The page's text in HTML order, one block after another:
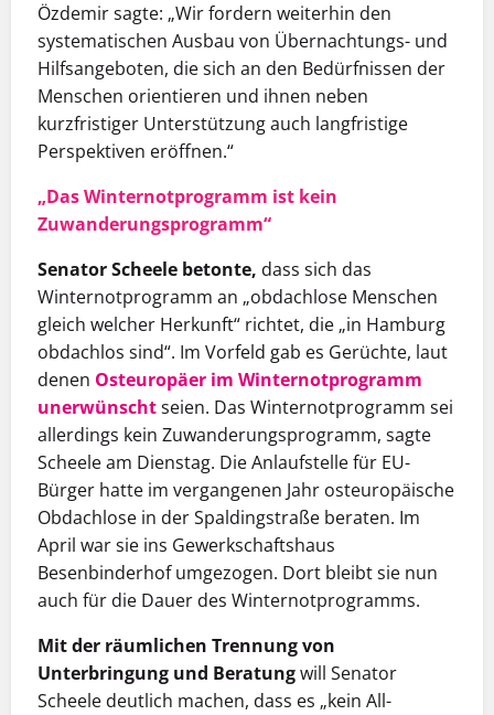
Özdemir sagte: „Wir fordern weiterhin den
systematischen Ausbau von Übernachtungs- und
Hilfsangeboten, die sich an den Bedürfnissen der
Menschen orientieren und ihnen neben
kurzfristiger Unterstützung auch langfristige
Perspektiven eröffnen.“
„Das Winternotprogramm ist kein
Zuwanderungsprogramm“
Senator Scheele betonte, dass sich das
Winternotprogramm an „obdachlose Menschen
gleich welcher Herkunft“ richtet, die „in Hamburg
obdachlos sind“. Im Vorfeld gab es Gerüchte, laut
denen Osteuropäer im Winternotprogramm
unerwünschtseien. Das Winternotprogramm sei
allerdings kein Zuwanderungsprogramm, sagte
Scheele am Dienstag. Die Anlaufstelle für EU-
Bürger hatte im vergangenen Jahr osteuropäische
Obdachlose in der Spaldingstraße beraten. Im
April war sie ins Gewerkschaftshaus
Besenbinderhof umgezogen. Dort bleibt sie nun
auch für die Dauer des Winternotprogramms.
Mit der räumlichen Trennung von
Unterbringung und Beratungwill Senator
Scheele deutlich machen, dass es „kein All-